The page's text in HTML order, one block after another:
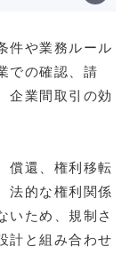
件や業務ルール
での確認、請
企業間取引の効
償還、権利移転
法的な権利関係
いため、規制さ
計と組み合わせ